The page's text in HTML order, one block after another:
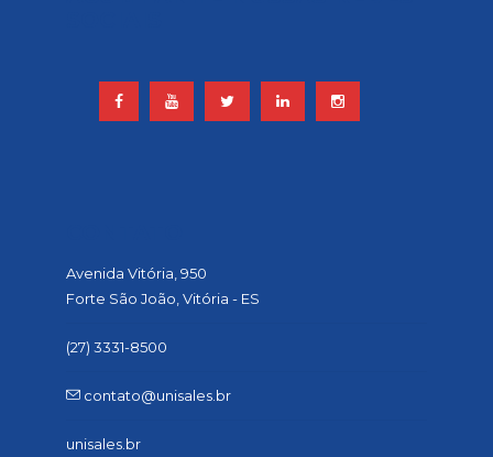
Avenida Vitória, 950
Forte São João, Vitória - ES
(27) 3331-8500
contato@unisales.br
unisales.br